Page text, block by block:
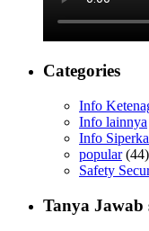
soliditas
Karena itu para
tindakan untuk
Dirgahayu
Solidaritas
Ketum Siperkasa
Categories
Info
Info lainnya
Info
popular(44)
Safety
Tanya Jawab